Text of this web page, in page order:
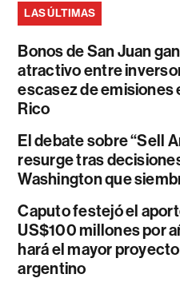
LAS ÚLTIMAS
Bonos de San Juan
atractivo entre
escasez de emisiones
Rico
El debate sobre “Sell
resurge tras
Washington que
Caputo festejó el
US$100 millones por
hará el mayor
argentino